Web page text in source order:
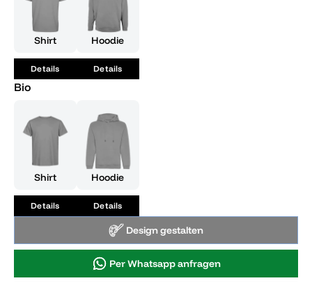
Shirt
Details
Hoodie
Details
Bio
Shirt
Details
Hoodie
Details
Design gestalten
Per Whatsapp anfragen